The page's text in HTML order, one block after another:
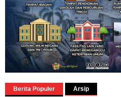
Berita Populer Arsip